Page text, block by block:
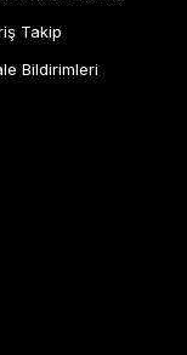
Takip
Bildirimleri